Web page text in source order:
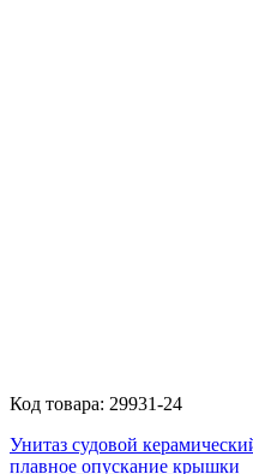
Код товара: 29931-24
Унитаз судовой
плавное опускание крышки